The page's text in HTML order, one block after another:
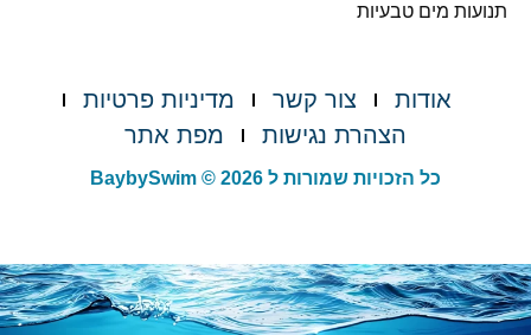
תנועות מים טבעיות
אודות צור קשר
מדיניות פרטיות
הצהרת נגישות
מפת אתר
כל הזכויות שמורות ל BaybySwim © 2026